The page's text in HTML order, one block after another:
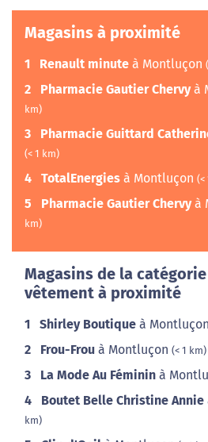
Magasins à proximité
1 Renault minute à Montluçon
2 Pharmacie Gautier Chervyà
km)
3 Pharmacie Guittard
(< 1 km)
4 TotalEnergies à Montluçon (<
5 Pharmacie Gautier Chervyà
km)
Magasins de la
vêtement à proximité
1 Shirley Boutique à Montluçon
2 Frou-Frou à Montluçon (< 1 km)
3 La Mode Au Féminin à
4 Boutet Belle Christine Annie
km)